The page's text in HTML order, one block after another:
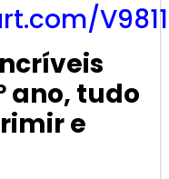
.com/
ano, tudo
e